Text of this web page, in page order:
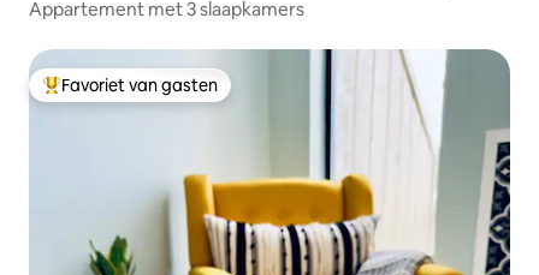
Appartement met 3 slaapkamers
Topfavoriet van gasten
Favoriet van gasten